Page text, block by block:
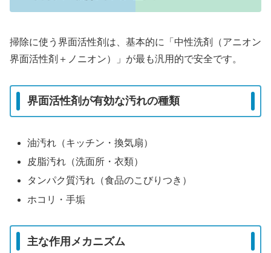
掃除に使う界面活性剤は、基本的に「中性洗剤（アニオン
界面活性剤＋ノニオン）」が最も汎用的で安全です。
界面活性剤が有効な汚れの種類
油汚れ（キッチン・換気扇）
皮脂汚れ（洗面所・衣類）
タンパク質汚れ（食品のこびりつき）
ホコリ・手垢
主な作用メカニズム